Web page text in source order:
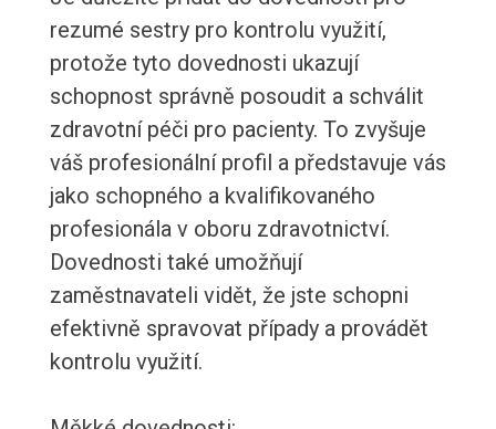
rezumé sestry pro kontrolu využití,
protože tyto dovednosti ukazují
schopnost správně posoudit a schválit
zdravotní péči pro pacienty. To zvyšuje
váš profesionální profil a představuje vás
jako schopného a kvalifikovaného
profesionála v oboru zdravotnictví.
Dovednosti také umožňují
zaměstnavateli vidět, že jste schopni
efektivně spravovat případy a provádět
kontrolu využití.